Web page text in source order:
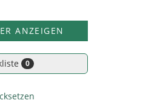
ANZEIGEN
0